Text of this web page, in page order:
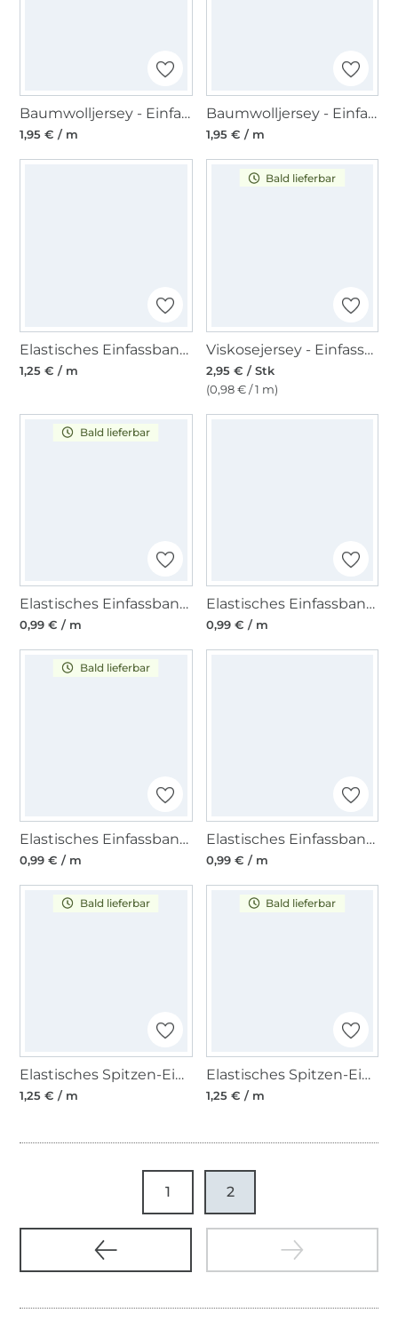
Baumwolljersey - Einfassband quer, apfelgrün
1,95 € / m
Baumwolljersey - Einfassband quer, dunkelgrau
1,95 € / m
Elastisches Einfassband Blumenkante, grau 14 mm
1,25 € / m
Bald lieferbar
Viskosejersey - Einfassband 3m, schwarz
2,95 € / Stk
(0,98 € / 1 m)
Bald lieferbar
Elastisches Einfassband matt, altrosa
0,99 € / m
Elastisches Einfassband matt, pink
0,99 € / m
Bald lieferbar
Elastisches Einfassband matt, orange
0,99 € / m
Elastisches Einfassband, schoko 15 mm
0,99 € / m
Bald lieferbar
Elastisches Spitzen-Einfassband mit Stickerei, petrol 12 mm
1,25 € / m
Bald lieferbar
Elastisches Spitzen-Einfassband mit Stickerei pink 12 mm
1,25 € / m
1 2